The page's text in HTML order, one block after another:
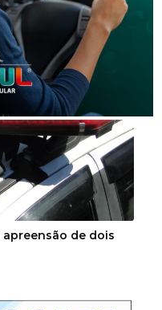
em rio
de dois